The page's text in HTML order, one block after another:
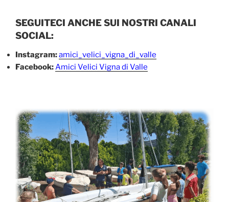
SEGUITECI ANCHE SUI NOSTRI CANALI
SOCIAL:
Instagram:amici_velici_vigna_di_valle
Facebook:Amici Velici Vigna di Valle